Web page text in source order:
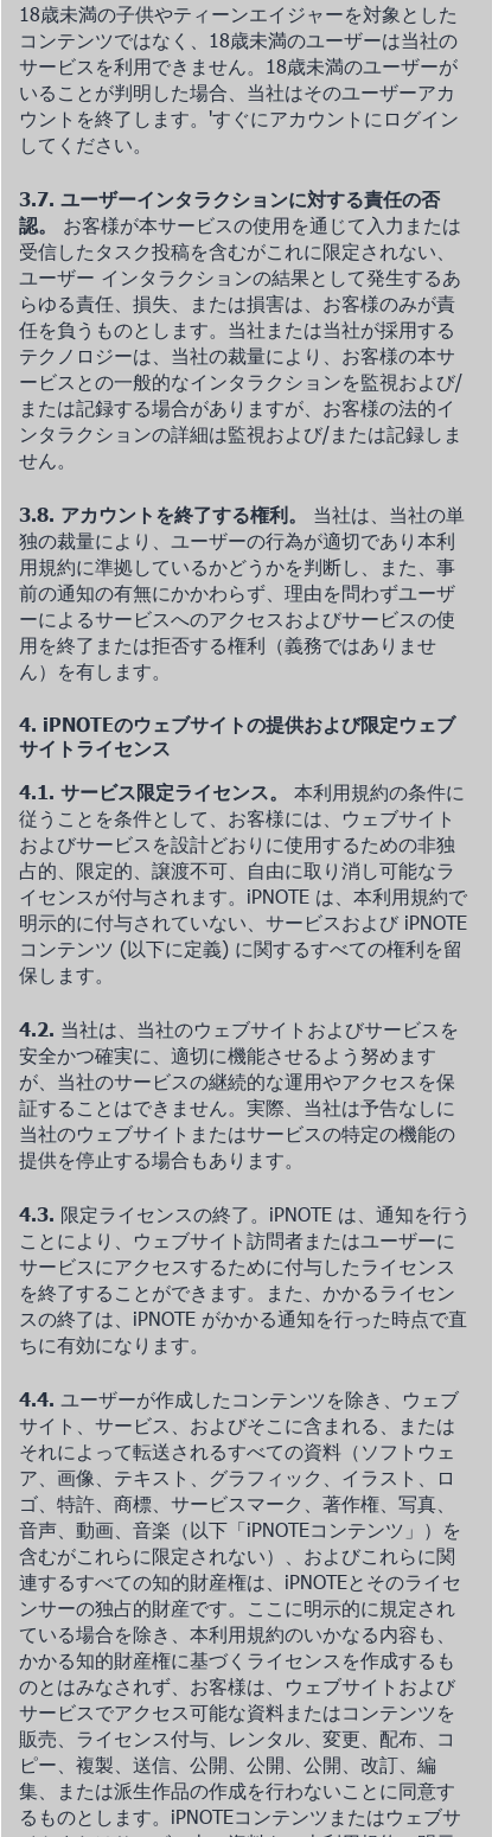
18歳未満の子供やティーンエイジャーを対象とした
コンテンツではなく、18歳未満のユーザーは当社の
サービスを利用できません。18歳未満のユーザーが
いることが判明した場合、当社はそのユーザーアカ
ウントを終了します。 'すぐにアカウントにログイン
してください。
3.7. ユーザーインタラクションに対する責任の否
認。
お客様が本サービスの使用を通じて入力または
受信したタスク投稿を含むがこれに限定されない、
ユーザー インタラクションの結果として発生するあ
らゆる責任、損失、または損害は、お客様のみが責
任を負うものとします。当社または当社が採用する
テクノロジーは、当社の裁量により、お客様の本サ
ービスとの一般的なインタラクションを監視および/
または記録する場合がありますが、お客様の法的イ
ンタラクションの詳細は監視および/または記録しま
せん。
3.8. アカウントを終了する権利。
当社は、当社の単
独の裁量により、ユーザーの行為が適切であり本利
用規約に準拠しているかどうかを判断し、また、事
前の通知の有無にかかわらず、理由を問わずユーザ
ーによるサービスへのアクセスおよびサービスの使
用を終了または拒否する権利（義務ではありませ
ん）を有します。
4. iPNOTEのウェブサイトの提供および限定ウェブ
サイトライセンス
4.1. サービス限定ライセンス。
本利用規約の条件に
従うことを条件として、お客様には、ウェブサイト
およびサービスを設計どおりに使用するための非独
占的、限定的、譲渡不可、自由に取り消し可能なラ
イセンスが付与されます。iPNOTE は、本利用規約で
明示的に付与されていない、サービスおよび iPNOTE
コンテンツ (以下に定義) に関するすべての権利を留
保します。
4.2. 当社は、当社のウェブサイトおよびサービスを
安全かつ確実に、適切に機能させるよう努めます
が、当社のサービスの継続的な運用やアクセスを保
証することはできません。実際、当社は予告なしに
当社のウェブサイトまたはサービスの特定の機能の
提供を停止する場合もあります。
4.3. 限定ライセンスの終了。iPNOTE は、通知を行う
ことにより、ウェブサイト訪問者またはユーザーに
サービスにアクセスするために付与したライセンス
を終了することができます。また、かかるライセン
スの終了は、iPNOTE がかかる通知を行った時点で直
ちに有効になります。
4.4. ユーザーが作成したコンテンツを除き、ウェブ
サイト、サービス、およびそこに含まれる、または
それによって転送されるすべての資料（ソフトウェ
ア、画像、テキスト、グラフィック、イラスト、ロ
ゴ、特許、商標、サービスマーク、著作権、写真、
音声、動画、音楽（以下「iPNOTEコンテンツ」）を
含むがこれらに限定されない）、およびこれらに関
連するすべての知的財産権は、iPNOTEとそのライセ
ンサーの独占的財産です。ここに明示的に規定され
ている場合を除き、本利用規約のいかなる内容も、
かかる知的財産権に基づくライセンスを作成するも
のとはみなされず、お客様は、ウェブサイトおよび
サービスでアクセス可能な資料またはコンテンツを
販売、ライセンス付与、レンタル、変更、配布、コ
ピー、複製、送信、公開、公開、公開、改訂、編
集、または派生作品の作成を行わないことに同意す
るものとします。iPNOTEコンテンツまたはウェブサ